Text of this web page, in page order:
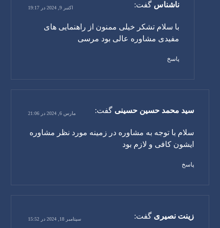
ناشناس گفت: اکتبر 9, 2024 در 19:17
با سلام تشکر خیلی ممنون از راهنمایی های
مفیدی مشاوره عالی بود مرسی
پاسخ
سید محمد حسین حسینی گفت: مارس 6, 2024 در 21:06
سلام با توجه به مشاوره در زمینه مورد نظر مشاوره
ایشون کافی و لازم بود
پاسخ
زینت نصیری گفت: سپتامبر 18, 2024 در 15:52